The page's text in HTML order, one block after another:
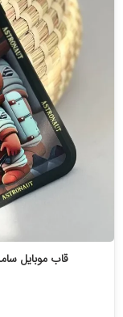
قاب موبایل